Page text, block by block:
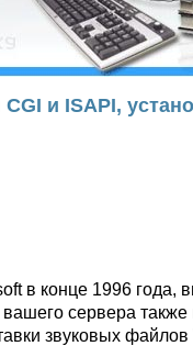
и ISAPI,
в конце 1996 года,
сервера также
звуковых